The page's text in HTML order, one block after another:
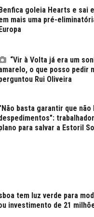
goleia Hearts e sai
mais uma pré-
“Vir à Volta já era um
o que posso pedir
Rui Oliveira
basta garantir que não
para salvar a Estoril
tem luz verde para
investimento de 21